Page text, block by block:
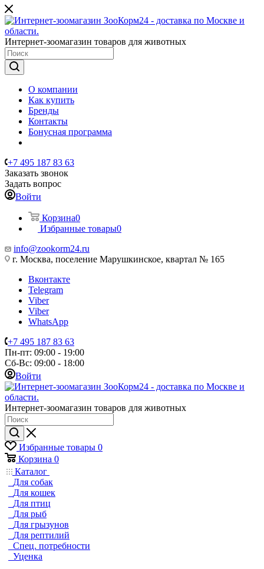
Интернет-зоомагазин товаров для животных
О компании
Как купить
Бренды
Контакты
Бонусная программа
+7 495 187 83 63
Заказать звонок
Задать вопрос
Войти
Корзина0
Избранные товары0
info@zookorm24.ru
г. Москва, поселение Марушкинское, квартал № 165
Вконтакте
Telegram
Viber
Viber
WhatsApp
+7 495 187 83 63
Пн-пт: 09:00 - 19:00
Сб-Вс: 09:00 - 18:00
Войти
Интернет-зоомагазин товаров для животных
Избранные товары 0
Корзина 0
Каталог
Для собак
Для кошек
Для птиц
Для рыб
Для грызунов
Для рептилий
Спец. потребности
Уценка